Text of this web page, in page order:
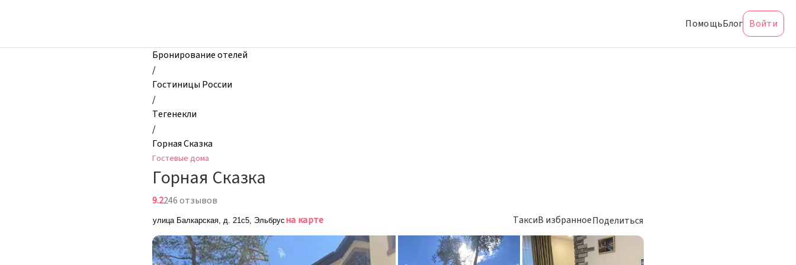
дома,
ПомощьБлог Войти
Бронирование отелей
/
Гостиницы России
/
Тегенекли
/
Горная Сказка
Гостевые дома
Горная Сказка
9.2246 отзывов
улица Балкарская, д. 21с5, Эльбрус на карте ТаксиВ избранноеПоделиться